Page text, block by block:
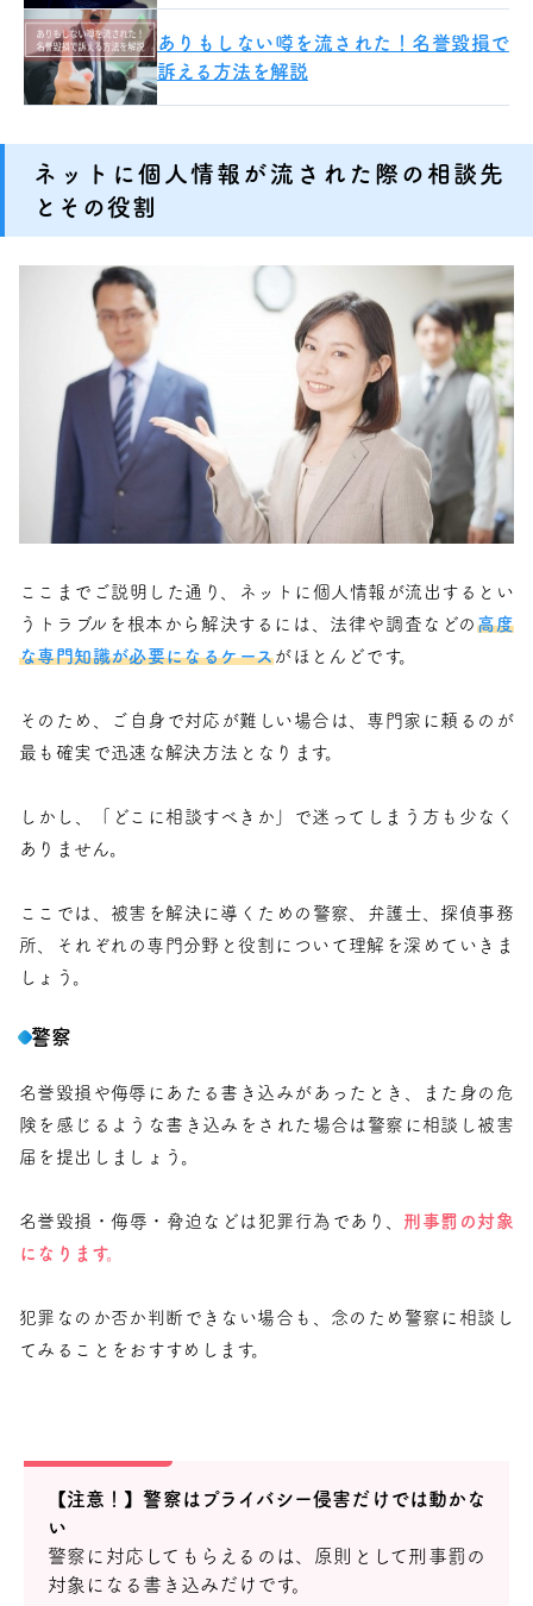
ありもしない噂を流された！名誉毀損で
訴える方法を解説
ネットに個人情報が流された際の相談先
とその役割
ここまでご説明した通り、ネットに個人情報が流出するとい
うトラブルを根本から解決するには、法律や調査などの高度
な専門知識が必要になるケースがほとんどです。
そのため、ご自身で対応が難しい場合は、専門家に頼るのが
最も確実で迅速な解決方法となります。
しかし、「どこに相談すべきか」で迷ってしまう方も少なく
ありません。
ここでは、被害を解決に導くための警察、弁護士、探偵事務
所、それぞれの専門分野と役割について理解を深めていきま
しょう。
警察
名誉毀損や侮辱にあたる書き込みがあったとき、また身の危
険を感じるような書き込みをされた場合は警察に相談し被害
届を提出しましょう。
名誉毀損・侮辱・脅迫などは犯罪行為であり、 刑事罰の対象
になります。
犯罪なのか否か判断できない場合も、念のため警察に相談し
てみることをおすすめします。
【注意！】警察はプライバシー侵害だけでは動かな
い
警察に対応してもらえるのは、原則として刑事罰の
対象になる書き込みだけです。